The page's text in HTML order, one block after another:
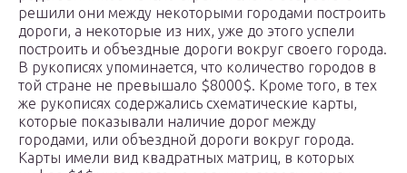
решили они между некоторыми городами построить
дороги, а некоторые из них, уже до этого успели
построить и объездные дороги вокруг своего города.
В рукописях упоминается, что количество городов в
той стране не превышало $8000$. Кроме того, в тех
же рукописях содержались схематические карты,
которые показывали наличие дорог между
городами, или объездной дороги вокруг города.
Карты имели вид квадратных матриц, в которых